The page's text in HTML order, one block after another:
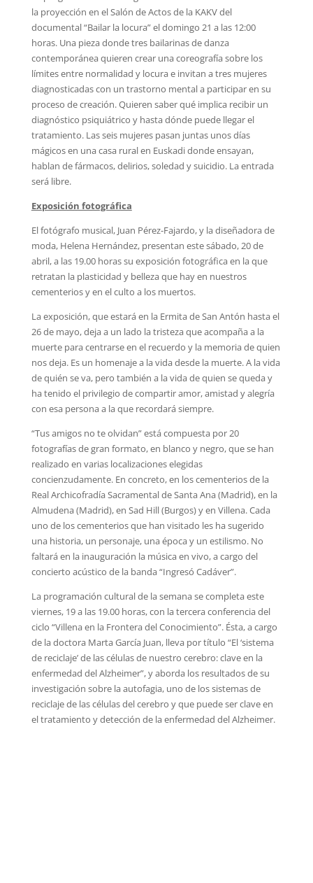
la proyección en el Salón de Actos de la KAKV del
documental “Bailar la locura” el domingo 21 a las 12:00
horas. Una pieza donde tres bailarinas de danza
contemporánea quieren crear una coreografía sobre los
límites entre normalidad y locura e invitan a tres mujeres
diagnosticadas con un trastorno mental a participar en su
proceso de creación. Quieren saber qué implica recibir un
diagnóstico psiquiátrico y hasta dónde puede llegar el
tratamiento. Las seis mujeres pasan juntas unos días
mágicos en una casa rural en Euskadi donde ensayan,
hablan de fármacos, delirios, soledad y suicidio. La entrada
será libre.
Exposición fotográfica
El fotógrafo musical, Juan Pérez-Fajardo, y la diseñadora de
moda, Helena Hernández, presentan este sábado, 20 de
abril, a las 19.00 horas su exposición fotográfica en la que
retratan la plasticidad y belleza que hay en nuestros
cementerios y en el culto a los muertos.
La exposición, que estará en la Ermita de San Antón hasta el
26 de mayo, deja a un lado la tristeza que acompaña a la
muerte para centrarse en el recuerdo y la memoria de quien
nos deja. Es un homenaje a la vida desde la muerte. A la vida
de quién se va, pero también a la vida de quien se queda y
ha tenido el privilegio de compartir amor, amistad y alegría
con esa persona a la que recordará siempre.
“Tus amigos no te olvidan” está compuesta por 20
fotografías de gran formato, en blanco y negro, que se han
realizado en varias localizaciones elegidas
concienzudamente. En concreto, en los cementerios de la
Real Archicofradía Sacramental de Santa Ana (Madrid), en la
Almudena (Madrid), en Sad Hill (Burgos) y en Villena. Cada
uno de los cementerios que han visitado les ha sugerido
una historia, un personaje, una época y un estilismo. No
faltará en la inauguración la música en vivo, a cargo del
concierto acústico de la banda “Ingresó Cadáver”.
La programación cultural de la semana se completa este
viernes, 19 a las 19.00 horas, con la tercera conferencia del
ciclo “Villena en la Frontera del Conocimiento”. Ésta, a cargo
de la doctora Marta García Juan, lleva por título “El ‘sistema
de reciclaje’ de las células de nuestro cerebro: clave en la
enfermedad del Alzheimer”, y aborda los resultados de su
investigación sobre la autofagia, uno de los sistemas de
reciclaje de las células del cerebro y que puede ser clave en
el tratamiento y detección de la enfermedad del Alzheimer.